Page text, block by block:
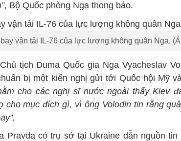
, Bộ Quốc phòng Nga thong báo.
bay vận tải IL-76 của lực lượng không quân Nga.
tịch Duma Quốc gia Nga Vyacheslav
bị một kiến nghị gửi tới Quốc hội Mỹ
cho các nghị sĩ nước ngoài thấy Kiev
cho mục đích gì, vì ông Volodin tin rằng
Pravda có trụ sở tại Ukraine dẫn nguồn